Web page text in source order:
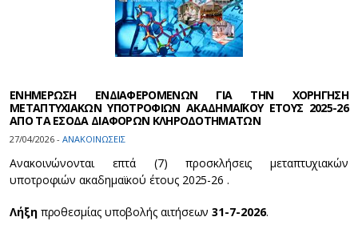
ΕΝΗΜΕΡΩΣΗ ΕΝΔΙΑΦΕΡΟΜΕΝΩΝ ΓΙΑ ΤΗΝ ΧΟΡΗΓΗΣΗ
ΜΕΤΑΠΤΥΧΙΑΚΩΝ ΥΠΟΤΡΟΦΙΩΝ ΑΚΑΔΗΜΑΪΚΟΥ ΕΤΟΥΣ 2025-26
ΑΠΟ ΤΑ ΕΣΟΔΑ ΔΙΑΦΟΡΩΝ ΚΛΗΡΟΔΟΤΗΜΑΤΩΝ
27/04/2026 - ΑΝΑΚΟΙΝΩΣΕΙΣ
Ανακοινώνονται επτά (7) προσκλήσεις μεταπτυχιακών
υποτροφιών ακαδημαϊκού έτους 2025-26 .
Λήξη προθεσμίας υποβολής αιτήσεων31-7-2026.